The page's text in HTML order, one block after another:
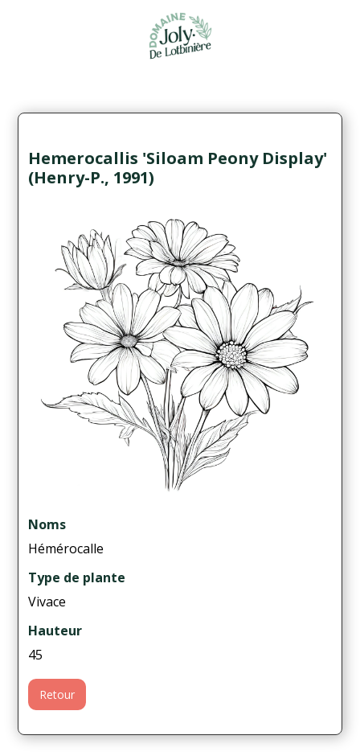
Hemerocallis 'Siloam Peony Display'
(Henry-P., 1991)
Noms
Hémérocalle
Type de plante
Vivace
Hauteur
45
Retour